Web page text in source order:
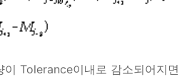
Tolerance이내로 감소되어지면